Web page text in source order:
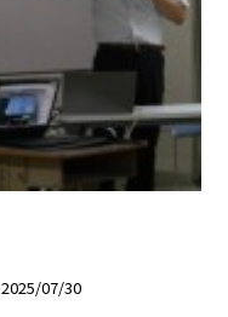
2025/07/30